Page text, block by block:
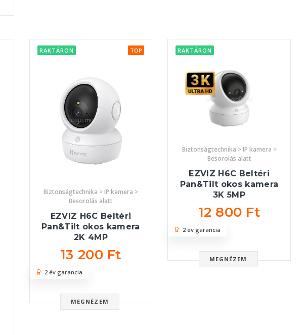
RAKTÁRON TOP
Biztonságtechnika > IP kamera >
Besorolás alatt
EZVIZ H6C Beltéri
Pan&Tilt okos kamera
2K 4MP
13 200 Ft
MEGNÉZEM
2 év garancia
RAKTÁRON
Biztonságtechnika > IP kamera >
Besorolás alatt
EZVIZ H6C Beltéri
Pan&Tilt okos kamera
3K 5MP
12 800 Ft
MEGNÉZEM
2 év garancia